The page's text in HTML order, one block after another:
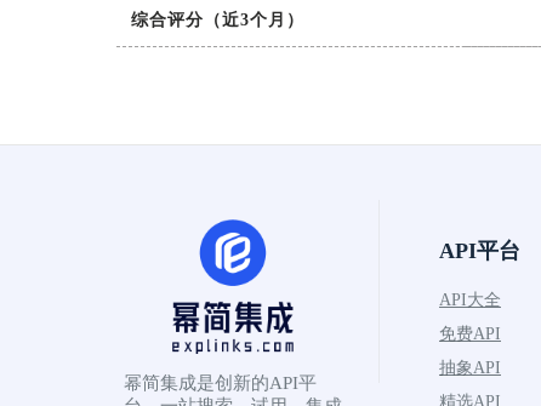
综合评分（近3个月）
幂简集成是创新的API平
API平台
API大全
免费API
抽象API
精选API